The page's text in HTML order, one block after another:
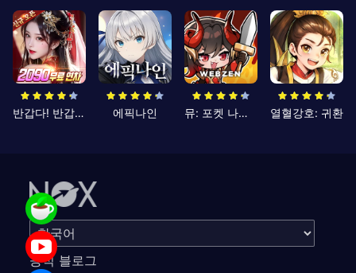
반갑다! 반갑삼국지 에픽나인 뮤: 포켓 나이츠 열혈강호: 귀환
공식 블로그